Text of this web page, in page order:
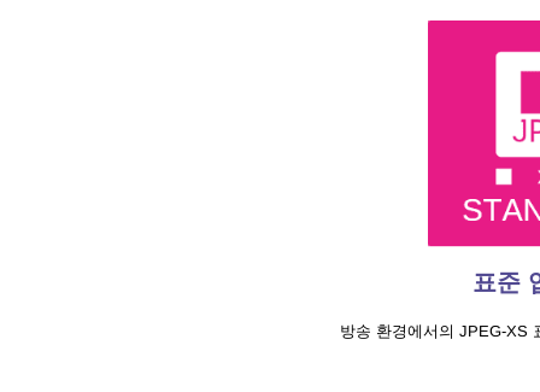
표준
방송 환경에서의 JPEG-XS